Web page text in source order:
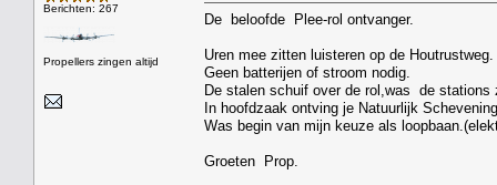
Berichten: 267
Propellers zingen altijd
De beloofde Plee-rol ontvanger.
Uren mee zitten luisteren op de Houtrustweg.
Geen batterijen of stroom nodig.
De stalen schuif over de rol,was de stations
In hoofdzaak ontving je Natuurlijk
Was begin van mijn keuze als
Groeten Prop.